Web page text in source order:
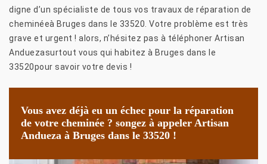
digne d’un spécialiste de tous vos travaux de réparation de
cheminéeà Bruges dans le 33520. Votre problème est très
grave et urgent ! alors, n’hésitez pas à téléphoner Artisan
Anduezasurtout vous qui habitez à Bruges dans le
33520pour savoir votre devis !
Vous avez déjà eu un échec pour la réparation
de votre cheminée ? songez à appeler Artisan
Andueza à Bruges dans le 33520 !